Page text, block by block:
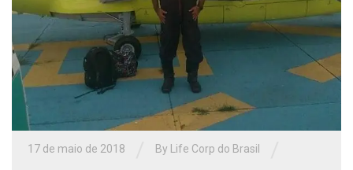
17 de maio de 2018 By Life Corp do Brasil